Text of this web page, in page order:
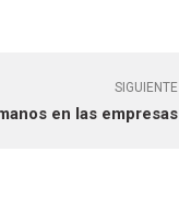
SIGUIENTE
en las empresas